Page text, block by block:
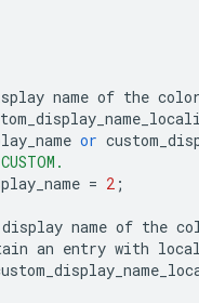
name of the
or
= 2 ;
display name of the
an entry with